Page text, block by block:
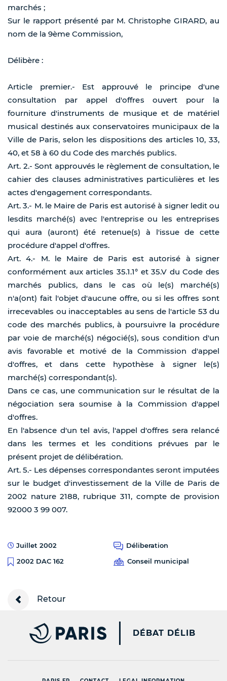
marchés ;
Sur le rapport présenté par M. Christophe GIRARD, au
nom de la 9ème Commission,
Délibère :
Article premier.- Est approuvé le principe d'une
consultation par appel d'offres ouvert pour la
fourniture d'instruments de musique et de matériel
musical destinés aux conservatoires municipaux de la
Ville de Paris, selon les dispositions des articles 10, 33,
40, et 58 à 60 du Code des marchés publics.
Art. 2.- Sont approuvés le règlement de consultation, le
cahier des clauses administratives particulières et les
actes d'engagement correspondants.
Art. 3.- M. le Maire de Paris est autorisé à signer ledit ou
lesdits marché(s) avec l'entreprise ou les entreprises
qui aura (auront) été retenue(s) à l'issue de cette
procédure d'appel d'offres.
Art. 4.- M. le Maire de Paris est autorisé à signer
conformément aux articles 35.1.1° et 35.V du Code des
marchés publics, dans le cas où le(s) marché(s)
n'a(ont) fait l'objet d'aucune offre, ou si les offres sont
irrecevables ou inacceptables au sens de l'article 53 du
code des marchés publics, à poursuivre la procédure
par voie de marché(s) négocié(s), sous condition d'un
avis favorable et motivé de la Commission d'appel
d'offres, et dans cette hypothèse à signer le(s)
marché(s) correspondant(s).
Dans ce cas, une communication sur le résultat de la
négociation sera soumise à la Commission d'appel
d'offres.
En l'absence d'un tel avis, l'appel d'offres sera relancé
dans les termes et les conditions prévues par le
présent projet de délibération.
Art. 5.- Les dépenses correspondantes seront imputées
sur le budget d'investissement de la Ville de Paris de
2002 nature 2188, rubrique 311, compte de provision
92000 3 99 007.
Juillet 2002
Déliberation
2002 DAC 162
Conseil municipal
Retour
PARIS.FR [NEW
DÉBAT DÉLIB